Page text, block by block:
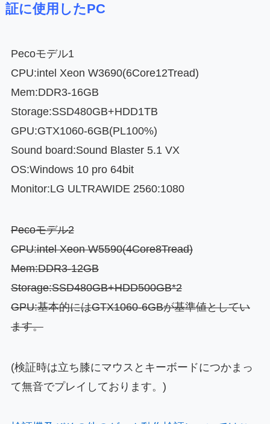
証に使用したPC
Pecoモデル1
CPU:intel Xeon W3690(6Core12Tread)
Mem:DDR3-16GB
Storage:SSD480GB+HDD1TB
GPU:GTX1060-6GB(PL100%)
Sound board:Sound Blaster 5.1 VX
OS:Windows 10 pro 64bit
Monitor:LG ULTRAWIDE 2560:1080
Pecoモデル2
CPU:intel Xeon W5590(4Core8Tread)
Mem:DDR3-12GB
Storage:SSD480GB+HDD500GB*2
GPU:基本的にはGTX1060-6GBが基準値としてい
ます。
(検証時は立ち膝にマウスとキーボードにつかまっ
て無音でプレイしております。)